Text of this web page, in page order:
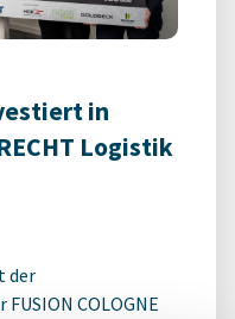
in
Logistik
der
COLOGNE